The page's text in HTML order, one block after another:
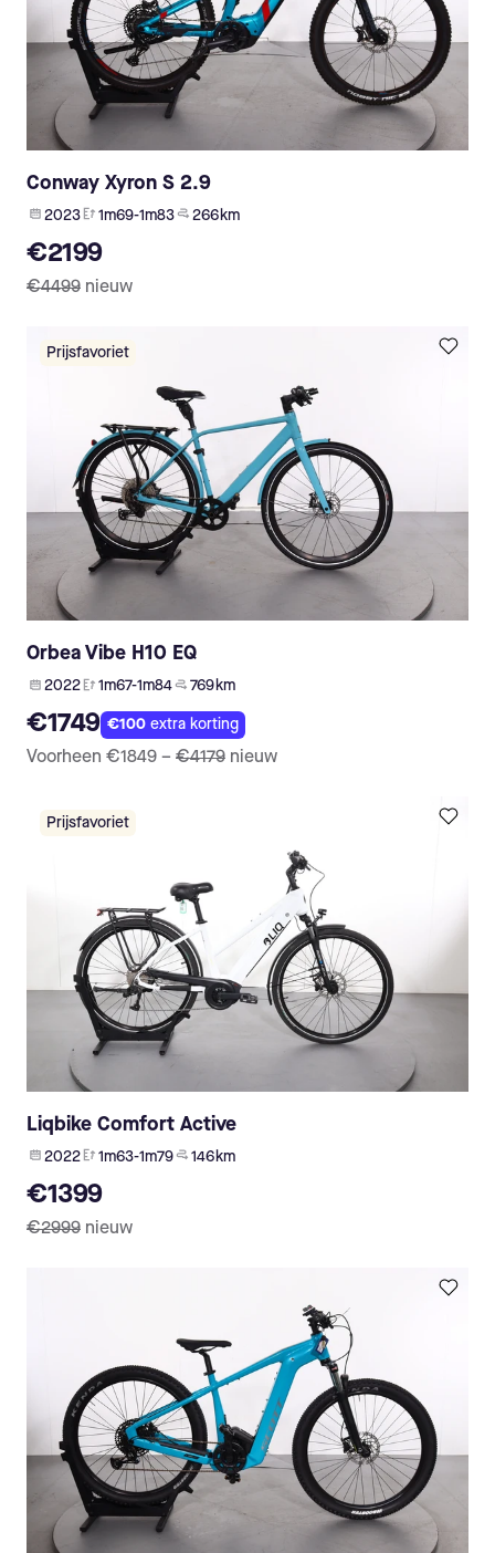
Conway Xyron S 2.9
2023 1m69-1m83 266 km
€2199
€4499 nieuw
Prijsfavoriet
Orbea Vibe H10 EQ
2022 1m67-1m84 769 km
€1749 €100extra korting
Voorheen €1849 – €4179 nieuw
Prijsfavoriet
Liqbike Comfort Active
2022 1m63-1m79 146 km
€1399
€2999 nieuw